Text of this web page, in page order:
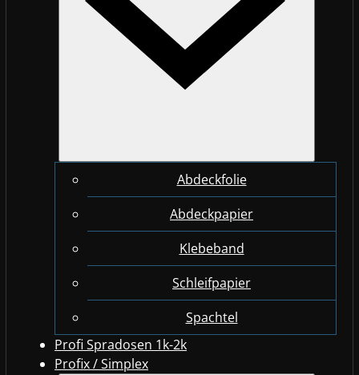
Abdeckfolie
Abdeckpapier
Klebeband
Schleifpapier
Spachtel
Profi Spradosen 1k-2k
Profix / Simplex